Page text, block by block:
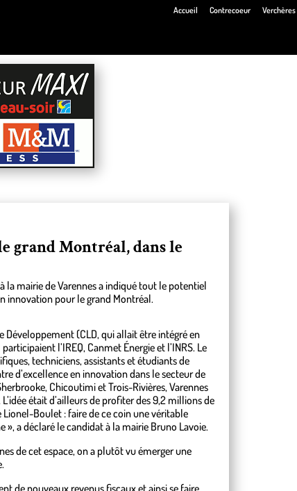
Accueil Contrecoeur Verchères
grand Montréal, dans le
la mairie de Varennes a indiqué tout le potentiel
innovation pour le grand Montréal.
(CLD, qui allait être intégré en
l’IREQ, Canmet Énergie et l’INRS. Le
techniciens, assistants et étudiants de
d’excellence en innovation dans le secteur de
Chicoutimi et Trois-Rivières, Varennes
était d’ailleurs de profiter des 9,2 millions de
Boulet : faire de ce coin une véritable
a déclaré le candidat à la mairie Bruno Lavoie.
de cet espace, on a plutôt vu émerger une